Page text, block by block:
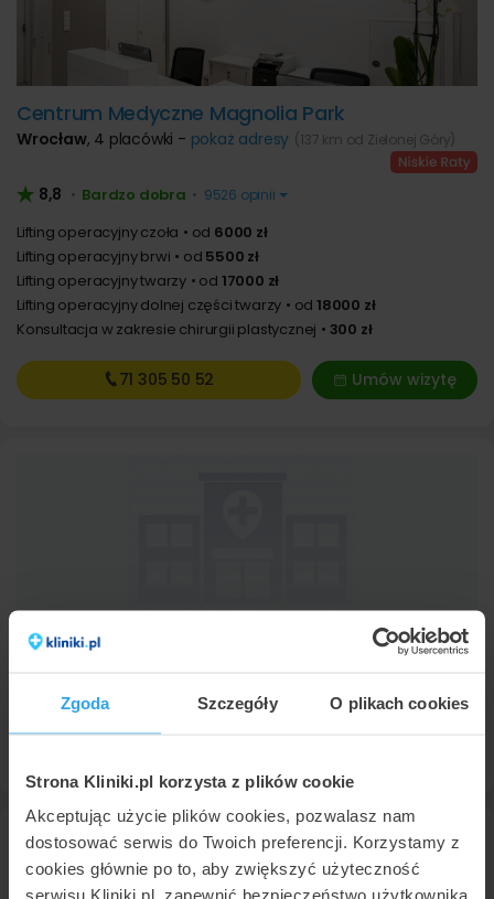
Zgoda Szczegóły O plikach cookies
Strona Kliniki.pl korzysta z plików cookie
Akceptując użycie plików cookies, pozwalasz nam
dostosować serwis do Twoich preferencji. Korzystamy z
cookies głównie po to, aby zwiększyć użyteczność
serwisu Kliniki.pl, zapewnić bezpieczeństwo użytkownika
Centrum Medyczne Magnolia Park
Wrocław, 4 placówki - pokaż adresy (137 km od Zielonej Góry)
8,8 • Bardzo dobra • 9526 opinii
Lifting operacyjny czoła od 6000 zł
Lifting operacyjny brwi
od 5500 zł
Lifting operacyjny twarzy
od 17000 zł
Lifting operacyjny dolnej części twarzy
od 18000 zł
Konsultacja w zakresie chirurgii plastycznej
300 zł
Umów wizytę
71 305 50 52
Krefft Clinic
9,9•Znakomita 663 opinii